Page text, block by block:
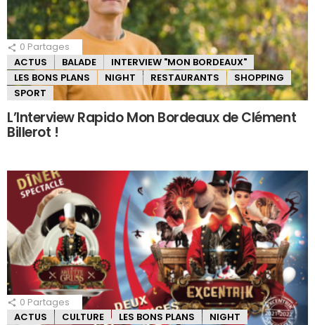
0 Partages
ACTUS
BALADE
INTERVIEW "MON BORDEAUX"
LES BONS PLANS
NIGHT RESTAURANTS
SHOPPING
SPORT
L’Interview Rapido Mon Bordeaux de Clément
Billerot !
0 Partages
ACTUS
CULTURE LES BONS PLANS
NIGHT